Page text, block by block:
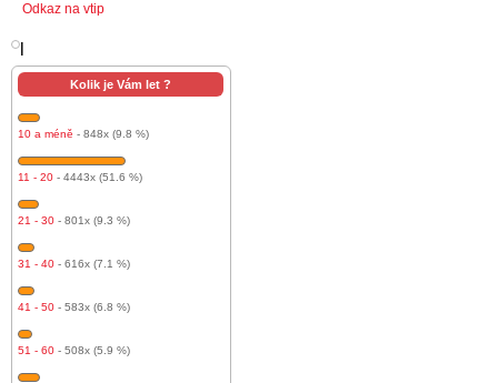
Odkaz na vtip
Kolik je Vám let ?
10 a méně - 848x (9.8 %)
11 - 20 - 4443x (51.6 %)
21 - 30 - 801x (9.3 %)
31 - 40 - 616x (7.1 %)
41 - 50 - 583x (6.8 %)
51 - 60 - 508x (5.9 %)